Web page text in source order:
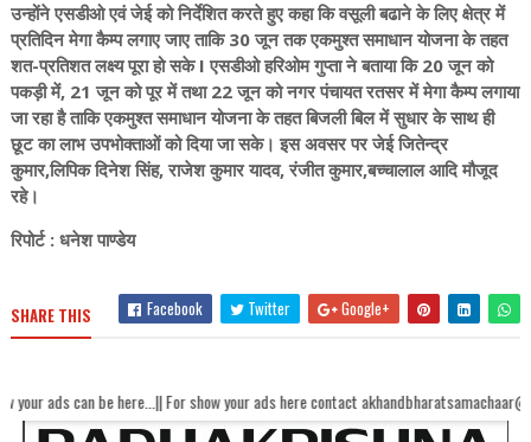
उन्होंने एसडीओ एवं जेई को निर्देशित करते हुए कहा कि वसूली बढाने के लिए क्षेत्र में
प्रतिदिन मेगा कैम्प लगाए जाए ताकि 30 जून तक एकमुश्त समाधान योजना के तहत
शत-प्रतिशत लक्ष्य पूरा हो सके I एसडीओ हरिओम गुप्ता ने बताया कि 20 जून को
पकड़ी में, 21 जून को पूर में तथा 22 जून को नगर पंचायत रतसर में मेगा कैम्प लगाया
जा रहा है ताकि एकमुश्त समाधान योजना के तहत बिजली बिल में सुधार के साथ ही
छूट का लाभ उपभोक्ताओं को दिया जा सके। इस अवसर पर जेई जितेन्द्र
कुमार,लिपिक दिनेश सिंह, राजेश कुमार यादव, रंजीत कुमार,बच्चालाल आदि मौजूद
रहे।
रिपोर्ट : धनेश पाण्डेय
SHARE THIS Facebook Twitter Google+
here...|| For show your ads here contact akhandbharatsamachaar@gmail.com...